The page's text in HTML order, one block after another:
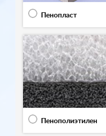
Пенопласт
Пенополиэтилен